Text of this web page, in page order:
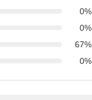
0%
0%
67%
0%